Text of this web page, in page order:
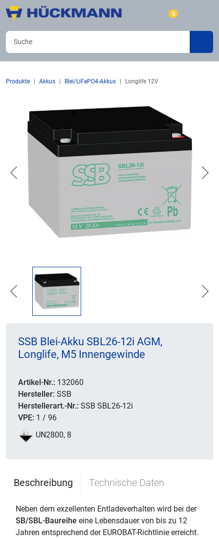
0
Produkte Akkus Blei/LiFePO4-Akkus Longlife 12V
Previous
Previous
SSB Blei-Akku SBL26-12i AGM,
Longlife, M5 Innengewinde
Artikel-Nr.: 132060
Hersteller: SSB
Herstellerart.-Nr.: SSB SBL26-12i
VPE: 1 / 96
UN2800, 8
Beschreibung Technische Daten
Neben dem exzellenten Entladeverhalten wird bei der
SB/SBL-Baureihe eine Lebensdauer von bis zu 12
Jahren entsprechend der EUROBAT-Richtlinie erreicht.